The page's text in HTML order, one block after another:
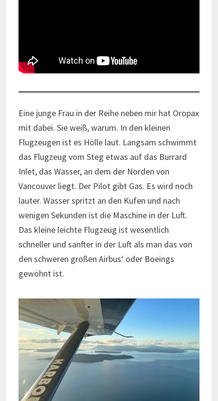
Eine junge Frau in der Reihe neben mir hat Oropax
mit dabei. Sie weiß, warum. In den kleinen
Flugzeugen ist es Hölle laut. Langsam schwimmt
das Flugzeug vom Steg etwas auf das Burrard
Inlet, das Wasser, an dem der Norden von
Vancouver liegt. Der Pilot gibt Gas. Es wird noch
lauter. Wasser spritzt an den Kufen und nach
wenigen Sekunden ist die Maschine in der Luft.
Das kleine leichte Flugzeug ist wesentlich
schneller und sanfter in der Luft als man das von
den schweren großen Airbus‘ oder Boeings
gewöhnt ist.